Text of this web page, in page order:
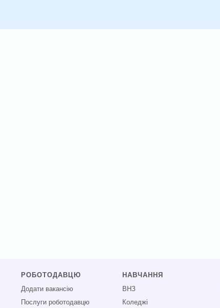
РОБОТОДАВЦЮ
Додати вакансію
Послуги роботодавцю
НАВЧАННЯ
ВНЗ
Коледжі